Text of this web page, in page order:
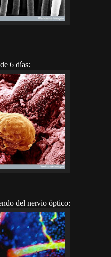
6 días:
del nervio óptico: